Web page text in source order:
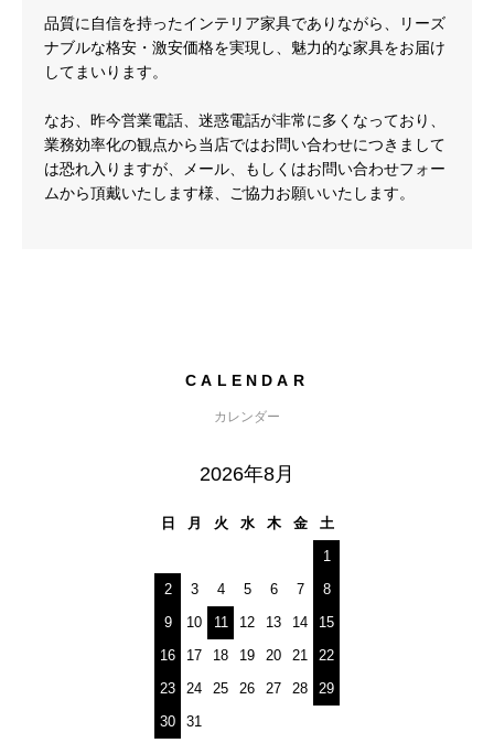
品質に自信を持ったインテリア家具でありながら、リーズ
ナブルな格安・激安価格を実現し、魅力的な家具をお届け
してまいります。
なお、昨今営業電話、迷惑電話が非常に多くなっており、
業務効率化の観点から当店ではお問い合わせにつきまして
は恐れ入りますが、メール、もしくはお問い合わせフォー
ムから頂戴いたします様、ご協力お願いいたします。
CALENDAR
カレンダー
2026年8月
日 月 火 水 木 金
土
1
2
3 4 5 6 7
8
9
10 11 12 13 14
15
16
17 18 19 20 21
22
23
24 25 26 27 28
29
30
31